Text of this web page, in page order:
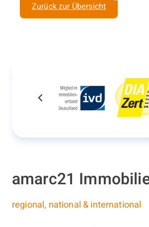
Zurück zur Übersicht
amarc21
regional, national & international